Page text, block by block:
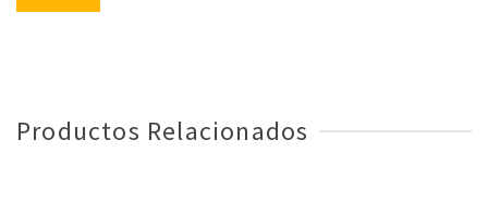
Productos Relacionados